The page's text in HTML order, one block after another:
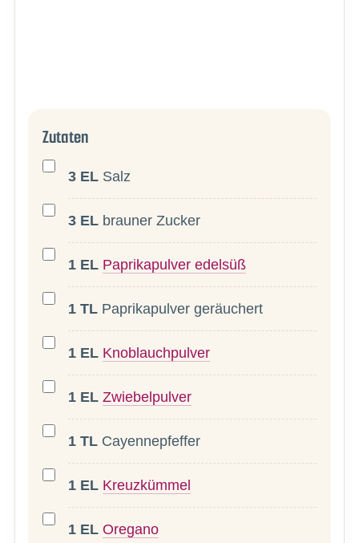
Zutaten
3 EL Salz
3 EL brauner Zucker
1 EL Paprikapulver edelsüß
1 TL Paprikapulver geräuchert
1 EL Knoblauchpulver
1 EL Zwiebelpulver
1 TL Cayennepfeffer
1 EL Kreuzkümmel
1 EL Oregano